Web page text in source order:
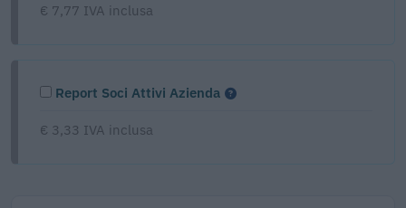
€ 7,77 IVA inclusa
Report Soci Attivi Azienda
€ 3,33 IVA inclusa